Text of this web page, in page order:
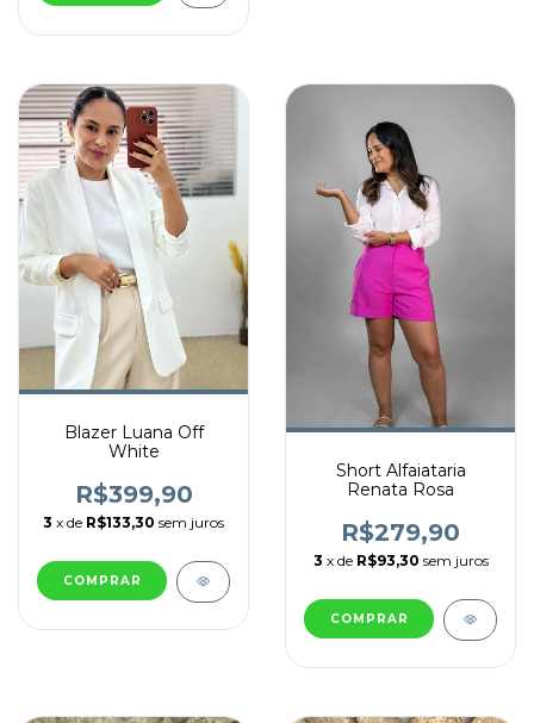
Blazer Luana Off
White
R$399,90
3 x de R$133,30 sem juros
COMPRAR
Short Alfaiataria
Renata Rosa
R$279,90
3 x de R$93,30 sem juros
COMPRAR